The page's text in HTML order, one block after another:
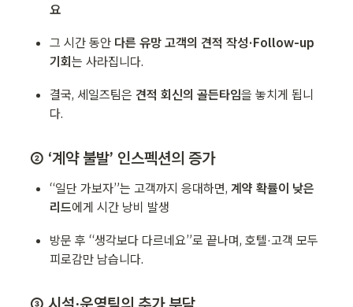
요
그 시간 동안 다른 유망 고객의 견적 작성·Follow-up
기회는 사라집니다.
결국, 세일즈팀은 견적 회신의 골든타임을 놓치게 됩니
다.
② ‘계약 불발’ 인스펙션의 증가
“일단 가보자”는 고객까지 응대하면, 계약 확률이 낮은
리드에게 시간 낭비 발생
방문 후 “생각보다 다르네요”로 끝나며, 호텔·고객 모두
피로감만 남습니다.